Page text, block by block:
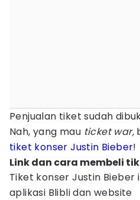
Penjualan tiket sudah
Nah, yang mau ticket war,
tiket konser Justin Bieber!
Link dan cara membeli
Tiket konser Justin Bieber
aplikasi Blibli dan website